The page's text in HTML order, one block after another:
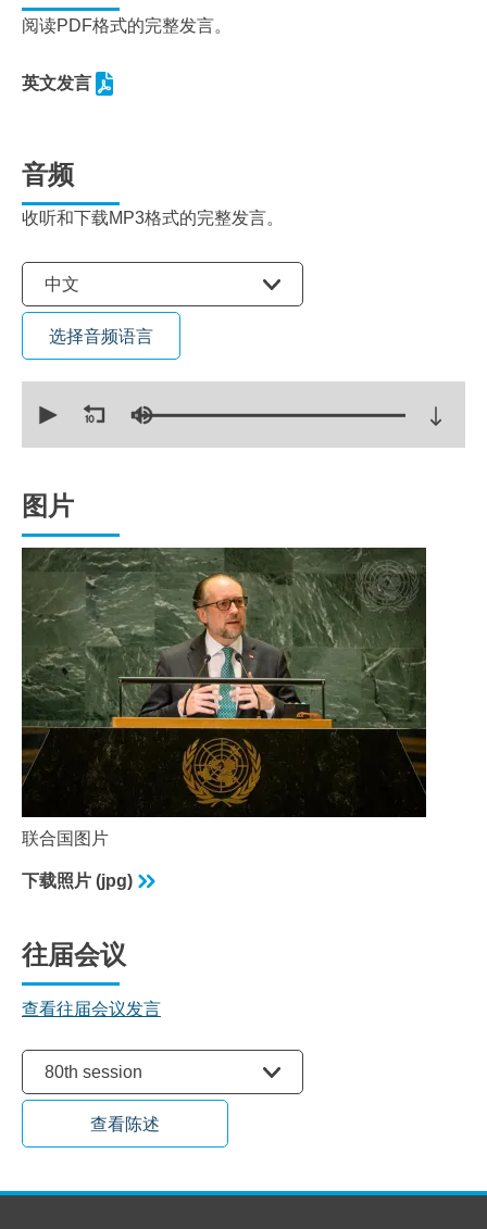
阅读PDF格式的完整发言。
英文发言
音频
收听和下载MP3格式的完整发言。
选择语言
中文
选择音频语言
seconds
seconds
图片
联合国图片
下载照片 (jpg)
往届会议
查看往届会议发言
80th session
查看陈述